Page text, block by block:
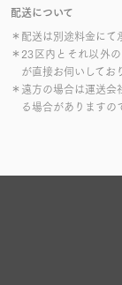
配送について
＊配送は別途料金にて
＊23区内とそれ以外
が直接お伺いしてお
＊遠方の場合は運送
る場合がありますの